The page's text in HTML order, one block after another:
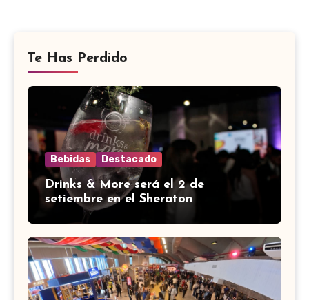
Te Has Perdido
Bebidas Destacado
Drinks & More será el 2 de
setiembre en el Sheraton